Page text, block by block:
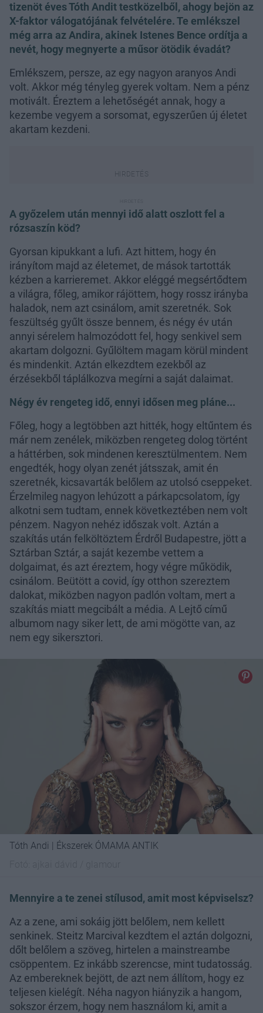
tizenöt éves Tóth Andit testközelből, ahogy bejön az
X-faktor válogatójának felvételére. Te emlékszel
még arra az Andira, akinek Istenes Bence ordítja a
nevét, hogy megnyerte a műsor ötödik évadát?
Emlékszem, persze, az egy nagyon aranyos Andi
volt. Akkor még tényleg gyerek voltam. Nem a pénz
motivált. Éreztem a lehetőségét annak, hogy a
kezembe vegyem a sorsomat, egyszerűen új életet
akartam kezdeni.
A győzelem után mennyi idő alatt oszlott fel a
rózsaszín köd?
Gyorsan kipukkant a lufi. Azt hittem, hogy én
irányítom majd az életemet, de mások tartották
kézben a karrieremet. Akkor eléggé megsértődtem
a világra, főleg, amikor rájöttem, hogy rossz irányba
haladok, nem azt csinálom, amit szeretnék. Sok
feszültség gyűlt össze bennem, és négy év után
annyi sérelem halmozódott fel, hogy senkivel sem
akartam dolgozni. Gyűlöltem magam körül mindent
és mindenkit. Aztán elkezdtem ezekből az
érzésekből táplálkozva megírni a saját dalaimat.
Négy év rengeteg idő, ennyi idősen meg pláne...
Főleg, hogy a legtöbben azt hitték, hogy eltűntem és
már nem zenélek, miközben rengeteg dolog történt
a háttérben, sok mindenen keresztülmentem. Nem
engedték, hogy olyan zenét játsszak, amit én
szeretnék, kicsavarták belőlem az utolsó cseppeket.
Érzelmileg nagyon lehúzott a párkapcsolatom, így
alkotni sem tudtam, ennek következtében nem volt
pénzem. Nagyon nehéz időszak volt. Aztán a
szakítás után felköltöztem Érdről Budapestre, jött a
Sztárban Sztár, a saját kezembe vettem a
dolgaimat, és azt éreztem, hogy végre működik,
csinálom. Beütött a covid, így otthon szereztem
dalokat, miközben nagyon padlón voltam, mert a
szakítás miatt megcibált a média. A Lejtő című
albumom nagy siker lett, de ami mögötte van, az
nem egy sikersztori.
Tóth Andi | Ékszerek ÓMAMA ANTIK
Mennyire a te zenei stílusod, amit most képviselsz?
Az a zene, ami sokáig jött belőlem, nem kellett
senkinek. Steitz Marcival kezdtem el aztán dolgozni,
dőlt belőlem a szöveg, hirtelen a mainstreambe
csöppentem. Ez inkább szerencse, mint tudatosság.
Az embereknek bejött, de azt nem állítom, hogy ez
teljesen kielégít. Néha nagyon hiányzik a hangom,
sokszor érzem, hogy nem használom ki, amit a